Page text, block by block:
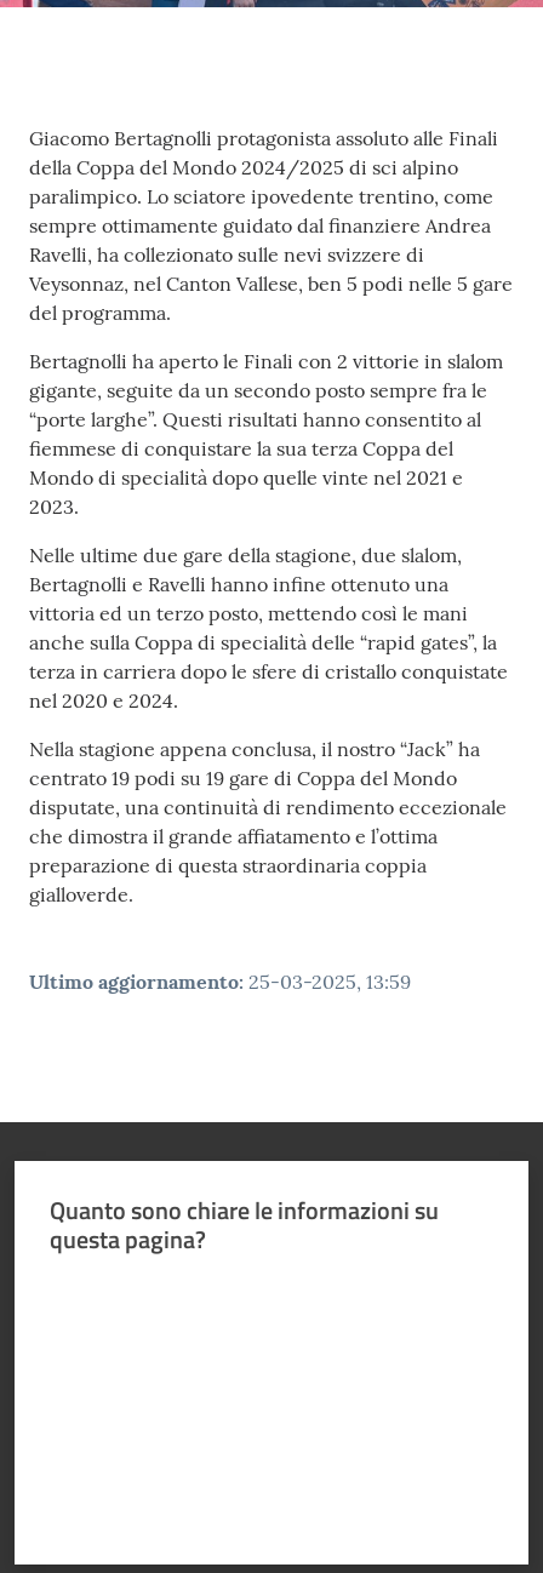
Chi siamo
Cosa facciamo
Comunicazione
e media
Concorsi
Istituti di
formazione
Contenuto
Giacomo Bertagnolli protagonista assoluto alle Finali
della Coppa del Mondo 2024/2025 di sci alpino
paralimpico. Lo sciatore ipovedente trentino, come
sempre ottimamente guidato dal finanziere Andrea
Ravelli, ha collezionato sulle nevi svizzere di
Veysonnaz, nel Canton Vallese, ben 5 podi nelle 5 gare
del programma.
Bertagnolli ha aperto le Finali con 2 vittorie in slalom
gigante, seguite da un secondo posto sempre fra le
“porte larghe”. Questi risultati hanno consentito al
fiemmese di conquistare la sua terza Coppa del
Mondo di specialità dopo quelle vinte nel 2021 e
2023.
Nelle ultime due gare della stagione, due slalom,
Bertagnolli e Ravelli hanno infine ottenuto una
vittoria ed un terzo posto, mettendo così le mani
anche sulla Coppa di specialità delle “rapid gates”, la
terza in carriera dopo le sfere di cristallo conquistate
nel 2020 e 2024.
Nella stagione appena conclusa, il nostro “Jack” ha
centrato 19 podi su 19 gare di Coppa del Mondo
disputate, una continuità di rendimento eccezionale
che dimostra il grande affiatamento e l’ottima
preparazione di questa straordinaria coppia
gialloverde.
Ultimo aggiornamento: 25-03-2025, 13:59
Quanto sono chiare le informazioni su
questa pagina?